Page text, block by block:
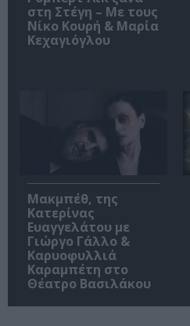
στη Στέγη – Με τους
Νίκο Κουρή & Μαρία
Κεχαγιόγλου
Μακμπέθ, της
Κατερίνας
Ευαγγελάτου με
Γιώργο Γάλλο &
Καρυοφυλλιά
Καραμπέτη στο
Θέατρο Βασιλάκου